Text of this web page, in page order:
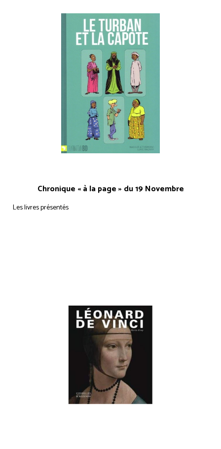
Chronique « à la page » du 19 Novembre
Les livres présentés